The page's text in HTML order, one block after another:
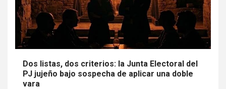
Dos listas, dos criterios: la Junta Electoral del
PJ jujeño bajo sospecha de aplicar una doble
vara